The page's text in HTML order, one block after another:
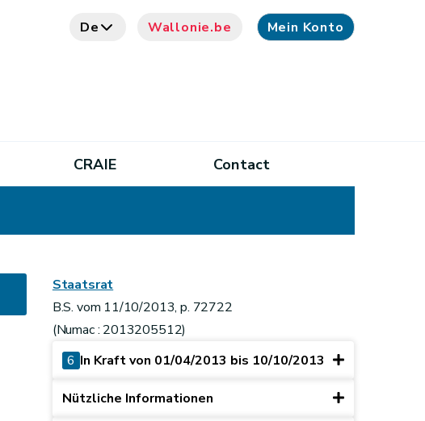
De Wallonie.be Mein Konto
CRAIE Contact
Staatsrat
B.S. vom 11/10/2013, p. 72722
(Numac : 2013205512)
6 In Kraft von 01/04/2013 bis 10/10/2013
Nützliche Informationen